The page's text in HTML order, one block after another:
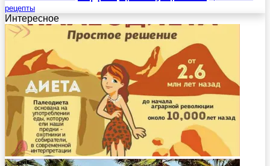
рецепты
Интересное